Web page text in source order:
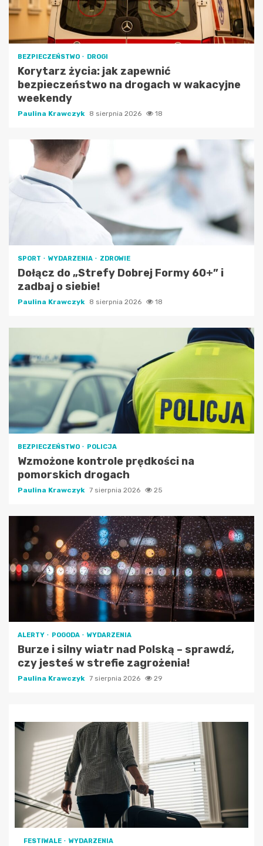
BEZPIECZEŃSTWO DROGI
Korytarz życia: jak zapewnić
bezpieczeństwo na drogach w wakacyjne
weekendy
Paulina Krawczyk 8 sierpnia 2026 18
SPORT WYDARZENIA ZDROWIE
Dołącz do „Strefy Dobrej Formy 60+” i
zadbaj o siebie!
Paulina Krawczyk 8 sierpnia 2026 18
BEZPIECZEŃSTWO POLICJA
Wzmożone kontrole prędkości na
pomorskich drogach
Paulina Krawczyk 7 sierpnia 2026 25
ALERTY POGODA WYDARZENIA
Burze i silny wiatr nad Polską – sprawdź,
czy jesteś w strefie zagrożenia!
Paulina Krawczyk 7 sierpnia 2026 29
FESTIWALE WYDARZENIA